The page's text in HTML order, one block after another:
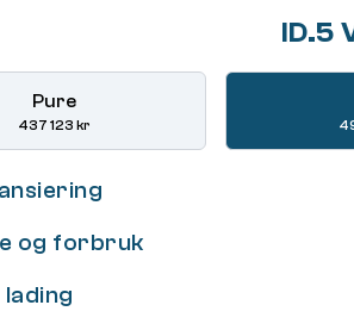
ID.5
Pure
437 123 kr
og forbruk